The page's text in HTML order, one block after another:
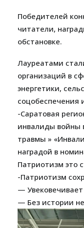
Победителей
читатели,
обстановке.
Лауреатами
организаций в
энергетики,
соцобеспечения
-Саратовая
инвалиды войны
травмы »
наградой в
Патриотизм это
-Патриотизм
—
— Без истории